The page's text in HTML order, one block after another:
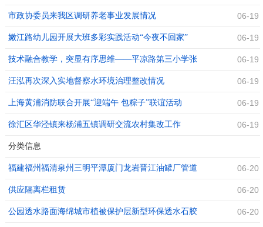
市政协委员来我区调研养老事业发展情况 06-19
嫩江路幼儿园开展大班多彩实践活动“今夜不回家” 06-19
技术融合教学，突显有序思维——平凉路第三小学张
智玮老师进行“创智云课堂”公开教学
06-19
汪泓再次深入实地督察水环境治理整改情况 06-19
上海黄浦消防联合开展“迎端午 包粽子”联谊活动 06-19
徐汇区华泾镇来杨浦五镇调研交流农村集改工作 06-19
分类信息
福建福州福清泉州三明平潭厦门龙岩晋江油罐厂管道
安装钢结
06-20
供应隔离栏租赁 06-20
公园透水路面海绵城市植被保护层新型环保透水石胶 06-20